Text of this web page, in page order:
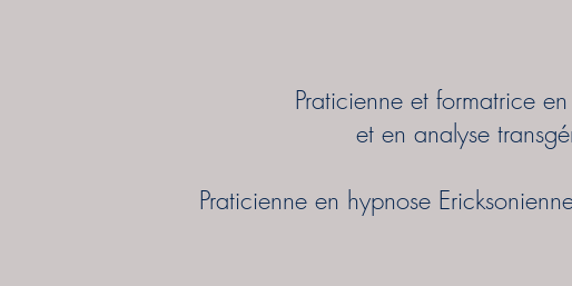
Praticienne et formatrice
et en analyse
Praticienne en hypnose